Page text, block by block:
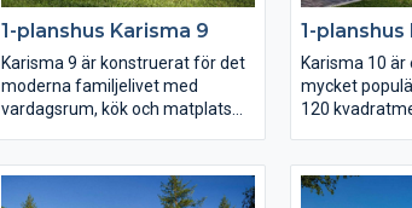
1-planshus Karisma 9
Karisma 9 är konstruerat för det
moderna familjelivet med
vardagsrum, kök och matplats
smyckat med moderna
fönsterval som följer
1-planshus
Karisma 10 är
mycket
120
det till just ert
en uteplats i